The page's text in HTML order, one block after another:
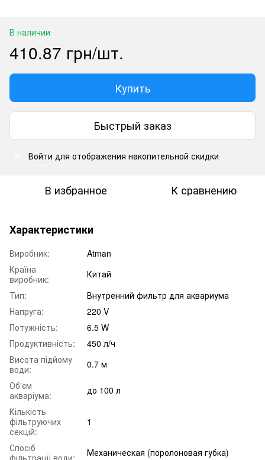
В наличии
410.87 грн/шт.
Купить
Быстрый заказ
Войти для отображения накопительной скидки
В избранное К сравнению
Характеристики
Виробник:
Atman
Країна
виробник:
Китай
Тип:
Внутренний фильтр для аквариума
Напруга:
220 V
Потужність:
6.5 W
Продуктивність:
450 л/ч
Висота підйому
води:
0.7 м
Об'єм
акваріума:
до 100 л
Кількість
фільтруючих
секцій:
1
Спосіб
фільтрації води:
Механическая (поролоновая губка)